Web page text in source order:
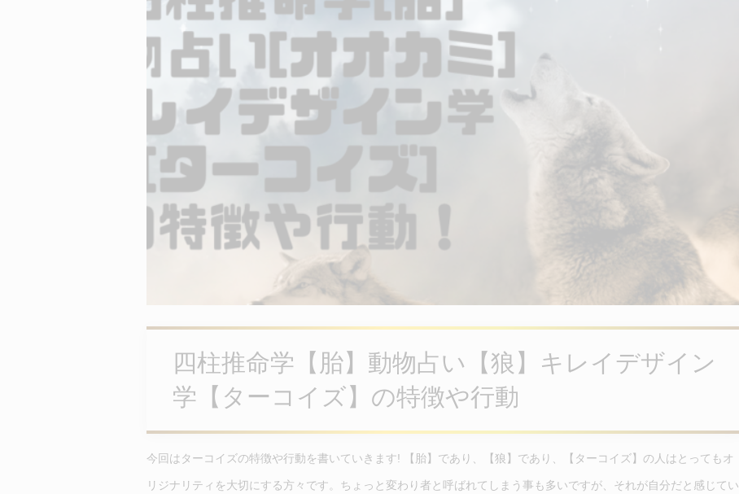
四柱推命学【胎】動物占い【狼】キレイデザイン
学【ターコイズ】の特徴や行動
今回はターコイズの特徴や行動を書いていきます! 【胎】であり、【狼】であり、【ターコイズ】の人はとってもオ
リジナリティを大切にする方々です。ちょっと変わり者と呼ばれてしまう事も多いですが、それが自分だと感じてい